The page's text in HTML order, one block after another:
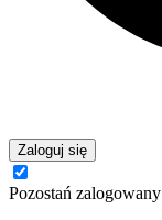
Zaloguj się
Pozostań zalogowany